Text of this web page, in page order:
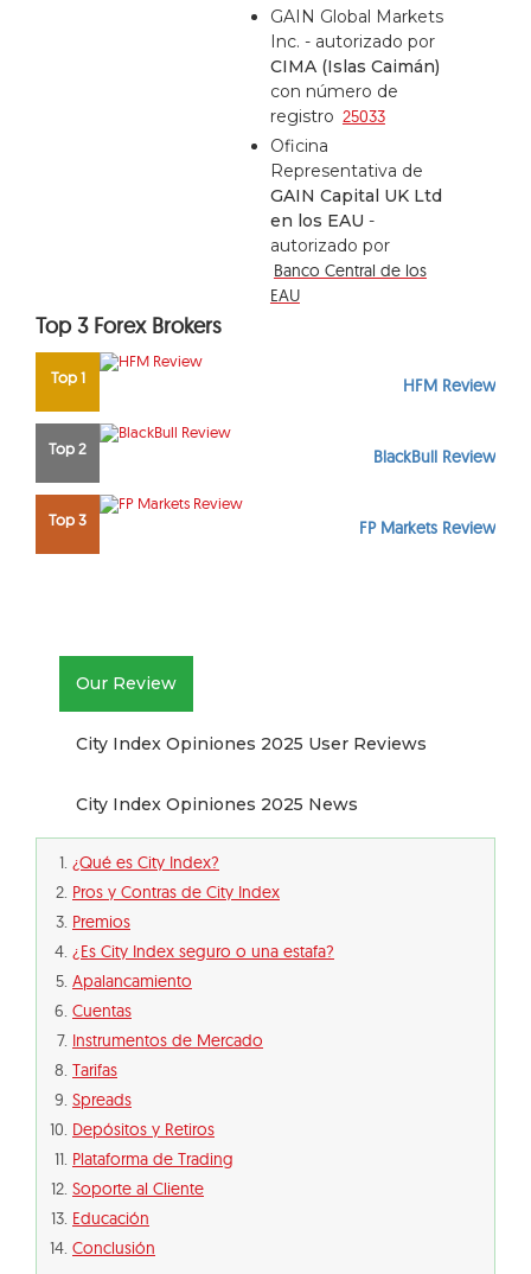
GAIN Global Markets
Inc. - autorizado por
CIMA (Islas Caimán)
con número de
registro 25033
Oficina
Representativa de
GAIN Capital UK Ltd
en los EAU -
autorizado por
Banco Central de los
EAU
Top 3 Forex Brokers
Top 1 HFM Review
Top 2 BlackBull Review
Top 3 FP Markets Review
Our Review
City Index Opiniones 2025 User Reviews
City Index Opiniones 2025 News
¿Qué es City Index?
Pros y Contras de City Index
Premios
¿Es City Index seguro o una estafa?
Apalancamiento
Cuentas
Instrumentos de Mercado
Tarifas
Spreads
Depósitos y Retiros
Plataforma de Trading
Soporte al Cliente
Educación
Conclusión